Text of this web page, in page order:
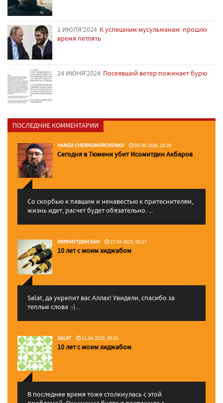
1 ИЮЛЯ'2024 К успешным мусульманам: прошло
время петлять
24 ИЮНЯ'2024 Посеявший ветер пожинает бурю
ПОСЛЕДНИЕ КОММЕНТАРИИ
HAMZA CHERNOMORCHENKO 03.06.2026, 23:29
Сегодня в Тюмени убит Исомитдин Акбаров
Со скорбью к павшим и ненавестью к притеснителям,
жизнь идет, расчет будет обязательно. ...
ИКРАМУТДИН ХАН 17.04.2025, 00:27
10 лет с моим хиджабом
Salat, да укрепит вас Аллаx! Увидели, спасибо за
теплые слова :-)...
SALAT 11.04.2025, 09:02
10 лет с моим хиджабом
В последнее время тоже столкнулась с этой